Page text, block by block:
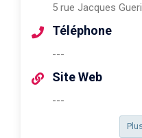
5 rue Jacques
Téléphone
---
Site Web
---